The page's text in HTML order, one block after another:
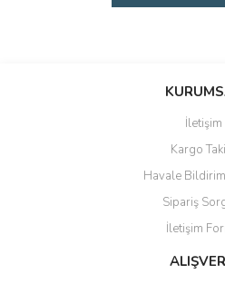
Bu ürüne ilk
Yorum
Ürün resmi kalitesiz, bozuk veya
Ürün açıklamasında eksik bilgiler
Ürün bilgilerinde hatalar
Ürün fiyatı diğer sitelerden daha
Bu ürüne benzer farklı alternatifler
İletişim
Kargo
Havale
Sipariş
İletişim